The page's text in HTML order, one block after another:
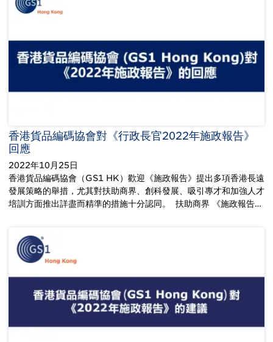
香港貨品編碼協會對《行政長官2022年施政報告》
回應
2022年10月25日
香港貨品編碼協會（GS1 HK）歡迎《施政報告》提出多項香港長遠
發展策略的舉措，尤其對扶助商界、創科發展、吸引專才和加強人才
培訓方面推出詳盡而精準的措施十分認同。 扶助商界 《施政報告…